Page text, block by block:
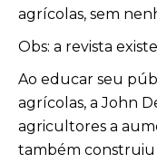
agrícolas, sem
Obs: a revista
Ao educar seu
agrícolas, a John
agricultores a
também construiu